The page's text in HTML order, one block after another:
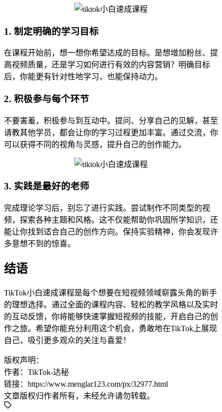
1. 制定明确的学习目标
在课程开始前，想一想你希望达成的目标。是想增加粉丝、提
高视频质量，还是学习如何进行有效的内容营销？明确目标
后，你能更有针对性地学习，也能保持动力。
2. 积极参与每个环节
不要害羞，积极参与到互动中。提问、分享自己的见解，甚至
请教其他学员，都会让你的学习过程更加丰富。通过交流，你
可以获得不同的视角与灵感，提升自己的创作能力。
3. 实践是最好的老师
完成理论学习后，别忘了进行实践。尝试制作不同类型的视
频，探索各种主题和风格。这不仅能帮助你巩固所学知识，还
能让你找到适合自己的创作方向。保持实验精神，你会发现许
多意想不到的惊喜。
结语
TikTok小白速成课程是每个想要在短视频领域崭露头角的新手
的理想选择。通过全面的课程内容、轻松的教学风格以及实时
的互动反馈，你将能够快速掌握短视频的技能，开启自己的创
作之旅。希望你能充分利用这个机会，勇敢地在TikTok上展现
自己，吸引更多观众的关注与喜爱！
版权声明：
作者：TikTok-达秘
链接：https://www.menglar123.com/px/32977.html
文章版权归作者所有，未经允许请勿转载。